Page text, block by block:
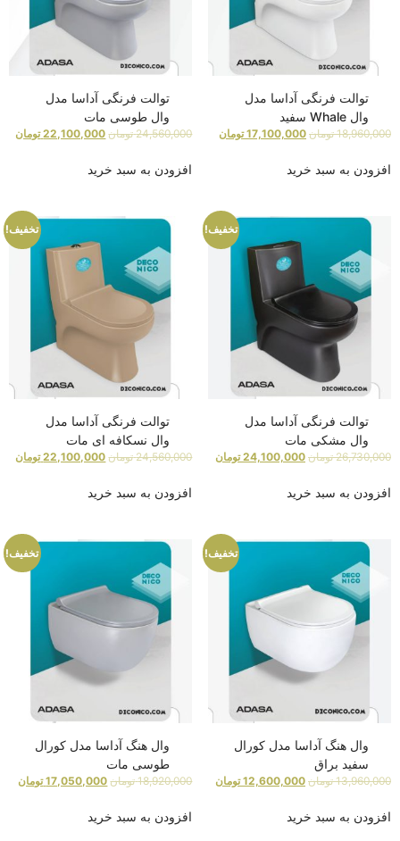
توالت فرنگی آداسا مدل
وال Whale سفید
18,960,000 تومان 17,100,000 تومان
افزودن به سبد خرید
توالت فرنگی آداسا مدل
وال طوسی مات
24,560,000 تومان 22,100,000 تومان
افزودن به سبد خرید
تخفیف!
توالت فرنگی آداسا مدل
وال مشکی مات
26,730,000 تومان 24,100,000 تومان
افزودن به سبد خرید
تخفیف!
توالت فرنگی آداسا مدل
وال نسکافه ای مات
24,560,000 تومان 22,100,000 تومان
افزودن به سبد خرید
تخفیف!
وال هنگ آداسا مدل کورال
سفید براق
13,960,000 تومان 12,600,000 تومان
افزودن به سبد خرید
تخفیف!
وال هنگ آداسا مدل کورال
طوسی مات
18,920,000 تومان 17,050,000 تومان
افزودن به سبد خرید